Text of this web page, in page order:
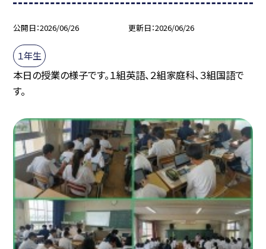
公開日 2026/06/26 更新日 2026/06/26
１年生
本日の授業の様子です。１組英語、２組家庭科、３組国語で
す。